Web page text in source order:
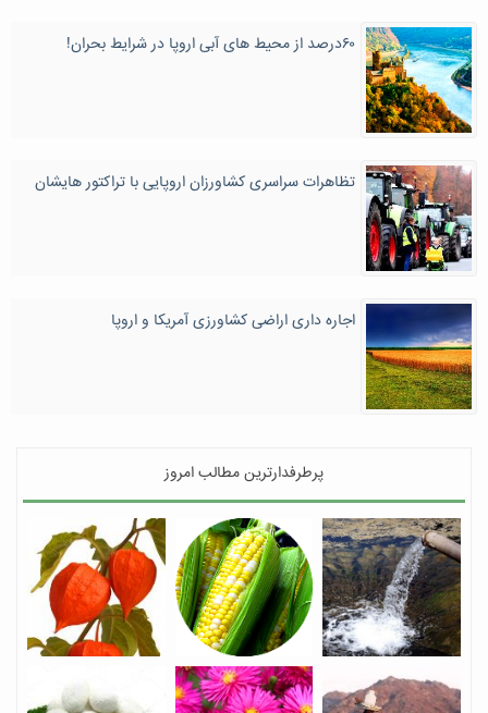
۶۰درصد از محیط های آبی اروپا در شرایط بحران!
تظاهرات سراسری کشاورزان اروپایی با تراکتور هایشان
اجاره داری اراضی کشاورزی آمریکا و اروپا
پرطرفدارترین مطالب امروز